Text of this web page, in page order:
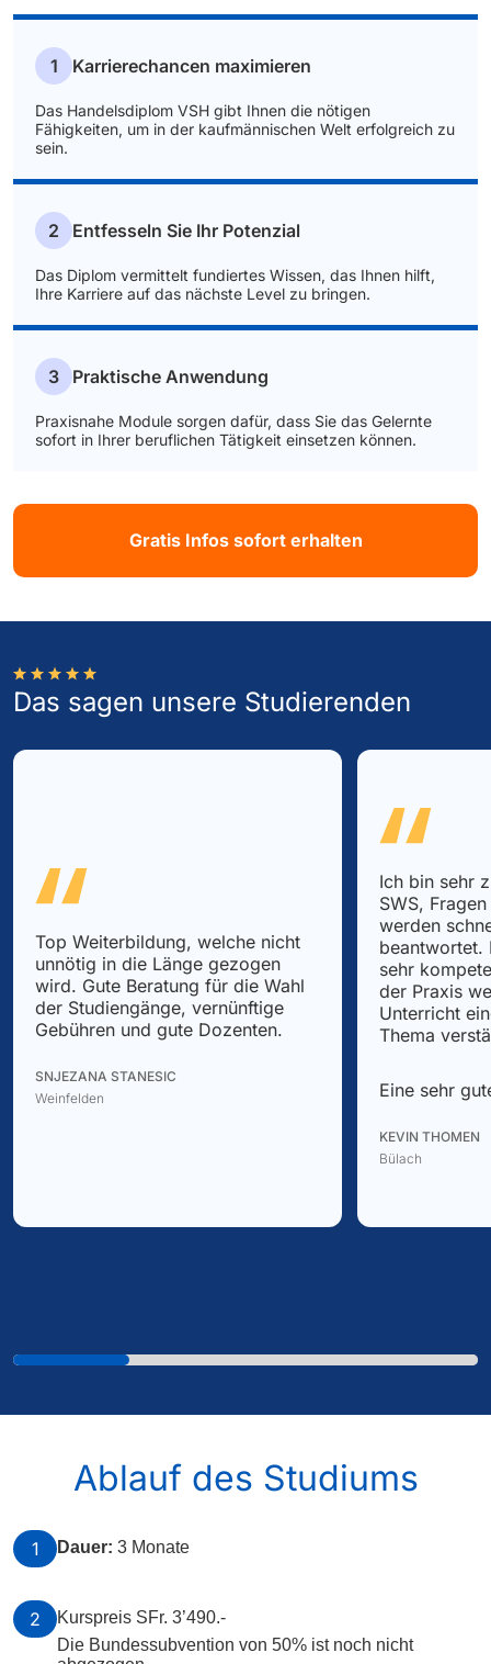
1 Karrierechancen maximieren
Das Handelsdiplom VSH gibt Ihnen die nötigen
Fähigkeiten, um in der kaufmännischen Welt erfolgreich zu
sein.
2 Entfesseln Sie Ihr Potenzial
Das Diplom vermittelt fundiertes Wissen, das Ihnen hilft,
Ihre Karriere auf das nächste Level zu bringen.
3 Praktische Anwendung
Praxisnahe Module sorgen dafür, dass Sie das Gelernte
sofort in Ihrer beruflichen Tätigkeit einsetzen können.
Gratis Infos sofort erhalten
Das sagen unsere Studierenden
Top Weiterbildung, welche nicht
unnötig in die Länge gezogen
wird. Gute Beratung für die Wahl
der Studiengänge, vernünftige
Gebühren und gute Dozenten.
SNJEZANA STANESIC
Weinfelden
Ich bin sehr
SWS,
werden
beantwortet.
sehr
der Praxis
Unterricht
Thema
Eine sehr
KEVIN THOMEN
Bülach
Ablauf des Studiums
1 Dauer: 3 Monate
2
Kurspreis SFr. 3’490.-
Die Bundessubvention von 50% ist noch nicht